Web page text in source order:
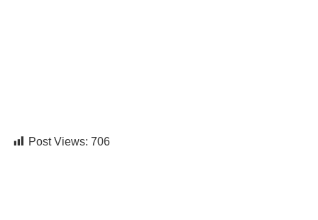
Post Views: 706